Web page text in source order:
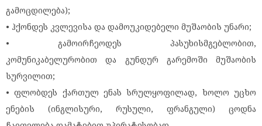
გამოცდილება);
• ჰქონდეს კვლევისა და დამოუკიდებელი მუშაობის უნარი;
• გამოირჩეოდეს პასუხისმგებლობით,
კომუნიკაბელურობით და გუნდურ გარემოში მუშაობის
სურვილით;
• ფლობდეს ქართულ ენას სრულყოფილად, ხოლო უცხო
ენების (ინგლისური, რუსული, ფრანგული) ცოდნა